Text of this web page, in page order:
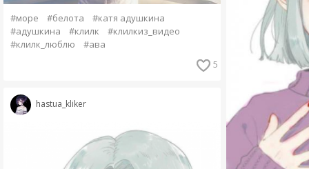
#море #белота
#катя адушкина
#адушкина
#клилк
#клилкиз_видео
#клилк_люблю
#ава
5
hastua_kliker